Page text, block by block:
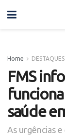
Home DESTAQUES
FMS
saúde
As urgências